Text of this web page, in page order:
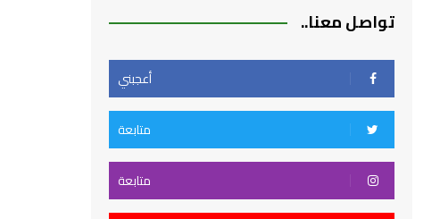
تواصل معنا..
أعجبني
متابعة
متابعة